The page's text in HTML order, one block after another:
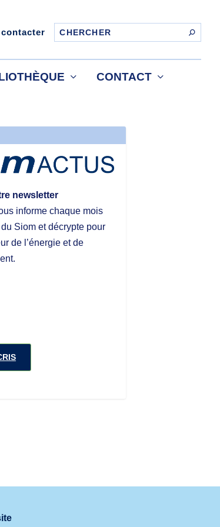
CONTACT
newsletter
informe chaque mois
Siom et décrypte pour
de l’énergie et de